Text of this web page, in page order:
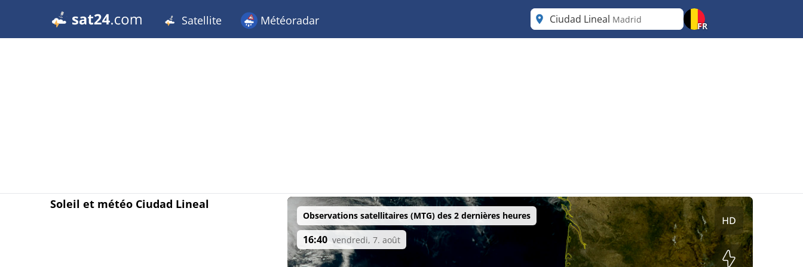
Satellite Météoradar Ciudad Lineal Madrid
FR
Soleil et météo Ciudad Lineal
Observations satellitaires (MTG) des 2 dernières heures
16:40 vendredi, 7. août